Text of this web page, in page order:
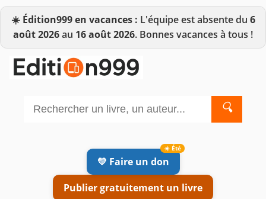
☀️ Édition999 en vacances : L'équipe est absente du 6
août 2026au 16 août 2026. Bonnes vacances à tous !
🔍
💛 Faire un don
Publier gratuitement un livre